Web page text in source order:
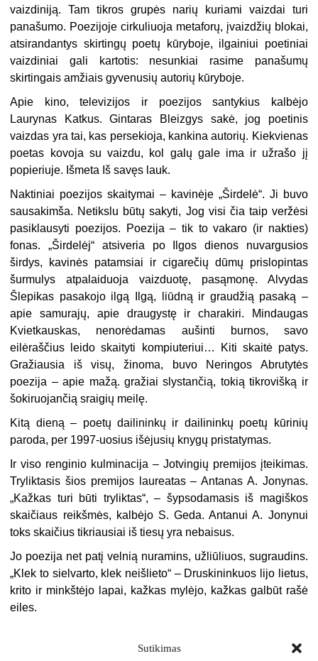
Sutikimas
vaizdiniją. Tam tikros grupės narių kuriami vaizdai turi
panašumo. Poezijoje cirkuliuoja metaforų, įvaizdžių blokai,
atsirandantys skirtingų poetų kūryboje, ilgainiui poetiniai
vaizdiniai gali kartotis: nesunkiai rasime panašumų
skirtingais amžiais gyvenusių autorių kūryboje.
Apie kino, televizijos ir poezijos santy­kius kalbėjo
Laurynas Katkus. Gintaras Bleizgys sakė, jog poetinis
vaizdas yra tai, kas persekioja, kankina autorių. Kiekvienas
poetas kovoja su vaizdu, kol galų gale ima ir užrašo jį
popieriuje. Išmeta Iš savęs lauk.
Naktiniai poezijos skaitymai – kavinėje „Širdelė“. Ji buvo
sausakimša. Netikslu būtų sakyti, Jog visi čia taip veržėsi
pasi­klausyti poezijos. Poezija – tik to vakaro (ir nakties)
fonas. „Širdelėj“ atsiveria po Ilgos dienos nuvargusios
širdys, kavinės patamsiai ir cigarečių dūmų prislopintas
šurmulys atpalaiduoja vaizduotę, pasą­monę. Alvydas
Šlepikas pasakojo ilgą Ilgą, liūdną ir graudžią pasaką –
apie samu­rajų, apie draugystę ir charakiri. Mindaugas
Kvietkauskas, nenorėdamas aušinti burnos, savo
eilėraščius leido skaityti kompiuteriui… Kiti skaitė patys.
Gražiausia iš visų, žinoma, buvo Neringos Abrutytės
poezija – apie mažą. gražiai slystančią, tokią tikrovišką ir
šokiruo­jančią sraigių meilę.
Kitą dieną – poetų dailininkų ir dailininkų poetų kūrinių
paroda, per 1997-uosius išėjusių knygų pristatymas.
Ir viso renginio kulminacija – Jotvingių premijos įteikimas.
Tryliktasis šios premi­jos laureatas – Antanas A. Jonynas.
„Kažkas turi būti tryliktas“, – šypsodama­sis iš magiškos
skaičiaus reikšmės, kalbėjo S. Geda. Antanui A. Jonynui
toks skaičius tikriausiai iš tiesų yra nebaisus.
Jo poezija net patį velnią nuramins, užliūliuos, sugraudins.
„Klek to sielvarto, klek neišlieto“ – Druskininkuos lijo lietus,
krito ir minkštėjo lapai, kažkas mylėjo, kažkas galbūt rašė
eiles.